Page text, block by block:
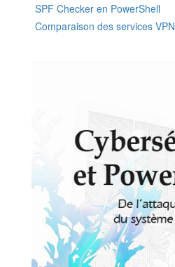
SPF Checker en PowerShell
Comparaison des services VPN